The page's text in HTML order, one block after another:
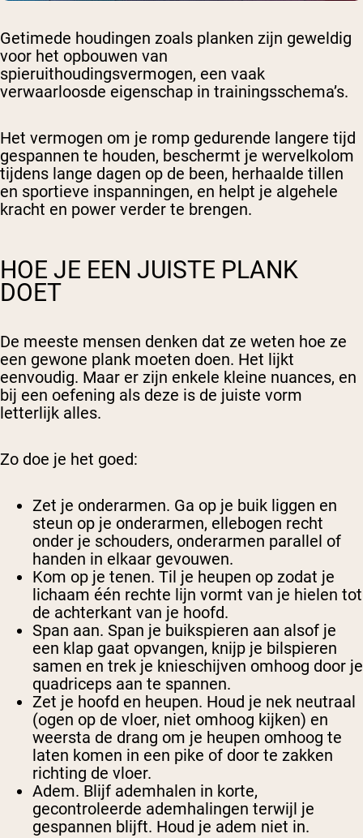
Getimede houdingen zoals planken zijn geweldig
voor het opbouwen van
spieruithoudingsvermogen, een vaak
verwaarloosde eigenschap in trainingsschema’s.
Het vermogen om je romp gedurende langere tijd
gespannen te houden, beschermt je wervelkolom
tijdens lange dagen op de been, herhaalde tillen
en sportieve inspanningen, en helpt je algehele
kracht en power verder te brengen.
HOE JE EEN JUISTE PLANK
DOET
De meeste mensen denken dat ze weten hoe ze
een gewone plank moeten doen. Het lijkt
eenvoudig. Maar er zijn enkele kleine nuances, en
bij een oefening als deze is de juiste vorm
letterlijk alles.
Zo doe je het goed:
Zet je onderarmen. Ga op je buik liggen en
steun op je onderarmen, ellebogen recht
onder je schouders, onderarmen parallel of
handen in elkaar gevouwen.
Kom op je tenen. Til je heupen op zodat je
lichaam één rechte lijn vormt van je hielen tot
de achterkant van je hoofd.
Span aan. Span je buikspieren aan alsof je
een klap gaat opvangen, knijp je bilspieren
samen en trek je knieschijven omhoog door je
quadriceps aan te spannen.
Zet je hoofd en heupen. Houd je nek neutraal
(ogen op de vloer, niet omhoog kijken) en
weersta de drang om je heupen omhoog te
laten komen in een pike of door te zakken
richting de vloer.
Adem. Blijf ademhalen in korte,
gecontroleerde ademhalingen terwijl je
gespannen blijft. Houd je adem niet in.